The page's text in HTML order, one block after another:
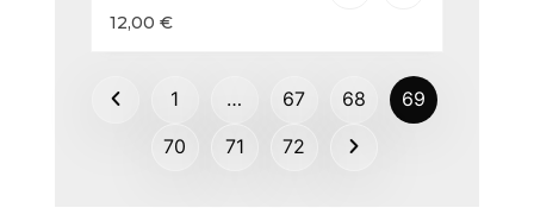
12,00 €
1 … 67 68
69
70
71 72